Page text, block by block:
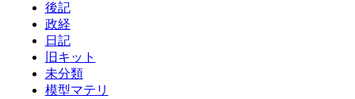
後記
政経
日記
旧キット
未分類
模型マテリ